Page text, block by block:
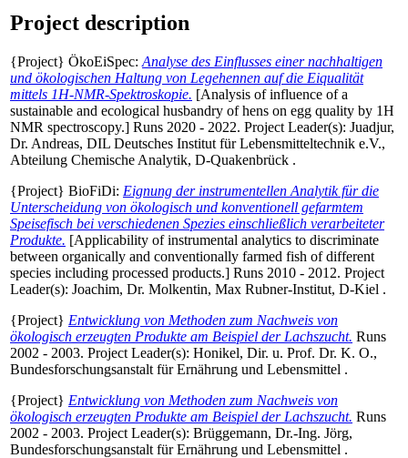
Project description
{Project} ÖkoEiSpec: Analyse des Einflusses einer nachhaltigen
und ökologischen Haltung von Legehennen auf die Eiqualität
mittels 1H-NMR-Spektroskopie. [Analysis of influence of a
sustainable and ecological husbandry of hens on egg quality by 1H
NMR spectroscopy.] Runs 2020 - 2022. Project Leader(s): Juadjur,
Dr. Andreas, DIL Deutsches Institut für Lebensmitteltechnik e.V.,
Abteilung Chemische Analytik, D-Quakenbrück .
{Project} BioFiDi: Eignung der instrumentellen Analytik für die
Unterscheidung von ökologisch und konventionell gefarmtem
Speisefisch bei verschiedenen Spezies einschließlich verarbeiteter
Produkte. [Applicability of instrumental analytics to discriminate
between organically and conventionally farmed fish of different
species including processed products.] Runs 2010 - 2012. Project
Leader(s): Joachim, Dr. Molkentin, Max Rubner-Institut, D-Kiel .
{Project} Entwicklung von Methoden zum Nachweis von
ökologisch erzeugten Produkte am Beispiel der Lachszucht. Runs
2002 - 2003. Project Leader(s): Honikel, Dir. u. Prof. Dr. K. O.,
Bundesforschungsanstalt für Ernährung und Lebensmittel .
{Project} Entwicklung von Methoden zum Nachweis von
ökologisch erzeugten Produkte am Beispiel der Lachszucht. Runs
2002 - 2003. Project Leader(s): Brüggemann, Dr.-Ing. Jörg,
Bundesforschungsanstalt für Ernährung und Lebensmittel .